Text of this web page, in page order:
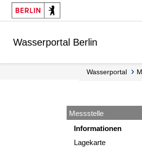
Springe zur Navigation
Springe zum Inhalt
Wasserportal Berlin
Wasserportal
Messstelle
Informationen
Lagekarte